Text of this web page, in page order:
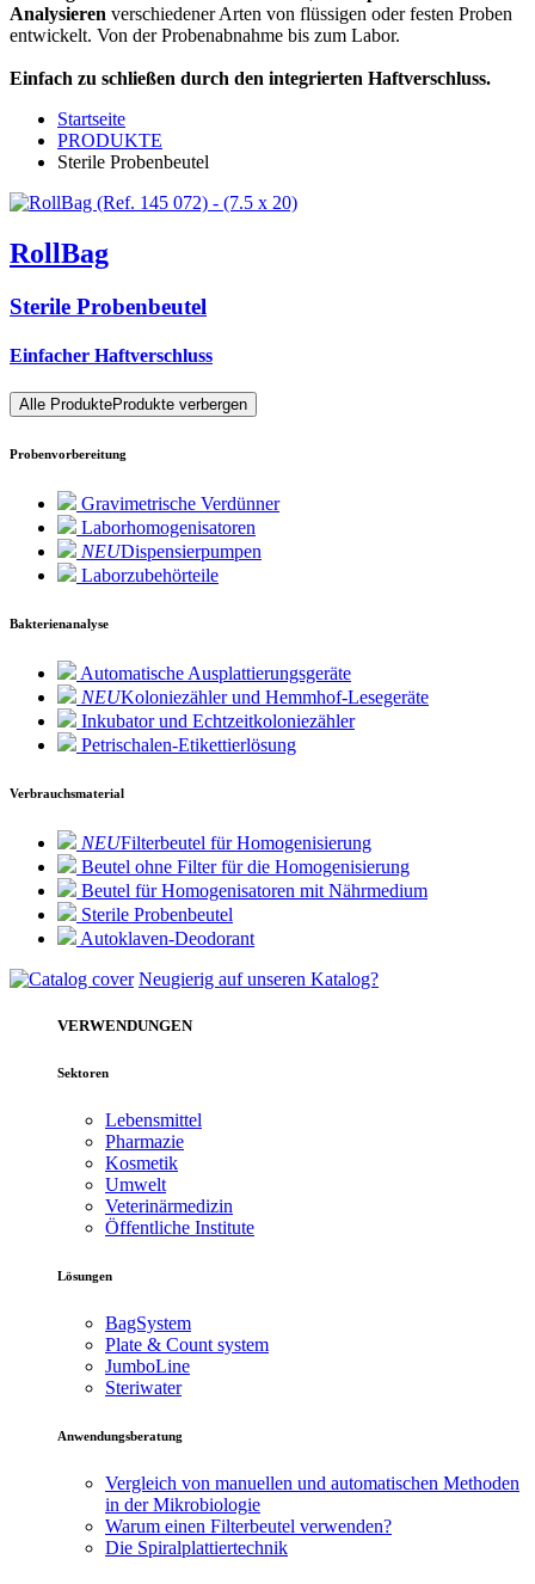
Analysieren verschiedener Arten von flüssigen oder festen Proben
entwickelt. Von der Probenabnahme bis zum Labor.
Einfach zu schließen durch den integrierten Haftverschluss.
Startseite
PRODUKTE
Sterile Probenbeutel
RollBag
Sterile Probenbeutel
Einfacher Haftverschluss
Alle ProdukteProdukte verbergen
Probenvorbereitung
Gravimetrische Verdünner
Laborhomogenisatoren
NEUDispensierpumpen
Laborzubehörteile
Bakterienanalyse
Automatische Ausplattierungsgeräte
NEUKoloniezähler und Hemmhof-Lesegeräte
Inkubator und Echtzeitkoloniezähler
Petrischalen-Etikettierlösung
Verbrauchsmaterial
NEUFilterbeutel für Homogenisierung
Beutel ohne Filter für die Homogenisierung
Beutel für Homogenisatoren mit Nährmedium
Sterile Probenbeutel
Autoklaven-Deodorant
Neugierig auf unseren Katalog?
VERWENDUNGEN
Sektoren
Lebensmittel
Pharmazie
Kosmetik
Umwelt
Veterinärmedizin
Öffentliche Institute
Lösungen
BagSystem
Plate & Count system
JumboLine
Steriwater
Anwendungsberatung
Vergleich von manuellen und automatischen Methoden
in der Mikrobiologie
Warum einen Filterbeutel verwenden?
Die Spiralplattier­technik